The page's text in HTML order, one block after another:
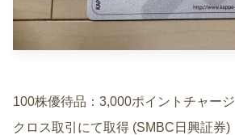
100株優待品：3,000ポイントチャージ
クロス取引にて取得 (SMBC日興証券)